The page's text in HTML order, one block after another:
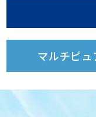
マルチピ